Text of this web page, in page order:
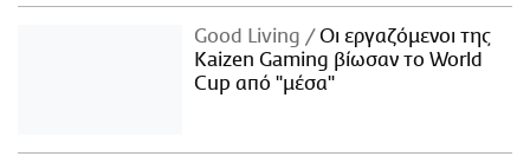
Good Living
Οι εργαζόμενοι της
Kaizen Gaming βίωσαν το World
Cup από "μέσα"